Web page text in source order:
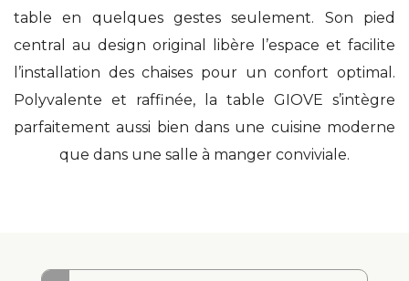
table en quelques gestes seulement. Son pied
central au design original libère l’espace et facilite
l’installation des chaises pour un confort optimal.
Polyvalente et raffinée, la table GIOVE s’intègre
parfaitement aussi bien dans une cuisine moderne
que dans une salle à manger conviviale.